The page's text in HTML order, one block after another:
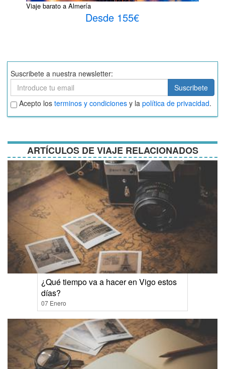
Viaje barato a Almería
Desde 155€
Suscribete a nuestra newsletter:
Suscribete
Suscribete
Aceptar
términos
y
Acepto los terminos y condiciones y la política de privacidad.
ARTÍCULOS DE VIAJE RELACIONADOS
¿Qué tiempo va a hacer en Vigo estos
días?
07 Enero